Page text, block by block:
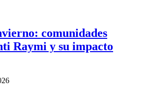
comunidades
Raymi y su impacto